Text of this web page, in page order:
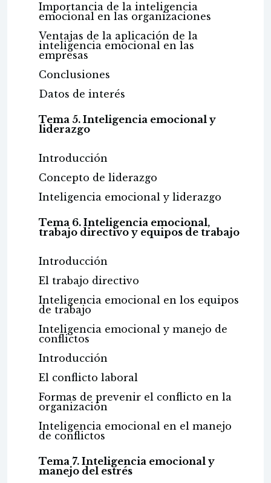
Importancia de la inteligencia
emocional en las organizaciones
Ventajas de la aplicación de la
inteligencia emocional en las
empresas
Conclusiones
Datos de interés
Tema 5. Inteligencia emocional y
liderazgo
Introducción
Concepto de liderazgo
Inteligencia emocional y liderazgo
Tema 6. Inteligencia emocional,
trabajo directivo y equipos de trabajo
Introducción
El trabajo directivo
Inteligencia emocional en los equipos
de trabajo
Inteligencia emocional y manejo de
conflictos
Introducción
El conflicto laboral
Formas de prevenir el conflicto en la
organización
Inteligencia emocional en el manejo
de conflictos
Tema 7. Inteligencia emocional y
manejo del estrés